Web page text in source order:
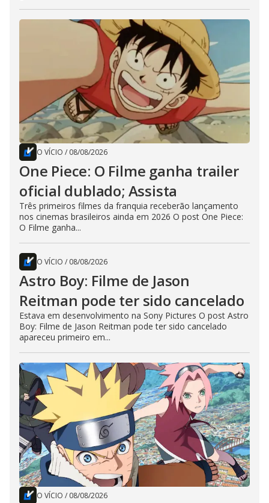
O VÍCIO / 08/08/2026
One Piece: O Filme ganha trailer
oficial dublado; Assista
Três primeiros filmes da franquia receberão lançamento
nos cinemas brasileiros ainda em 2026 O post One Piece:
O Filme ganha...
O VÍCIO / 08/08/2026
Astro Boy: Filme de Jason
Reitman pode ter sido cancelado
Estava em desenvolvimento na Sony Pictures O post Astro
Boy: Filme de Jason Reitman pode ter sido cancelado
apareceu primeiro em...
O VÍCIO / 08/08/2026